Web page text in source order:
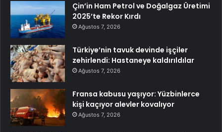
Çin’in Ham Petrol ve Doğalgaz Üretimi
2025’te Rekor Kırdı
Ağustos 7, 2026
Türkiye’nin tavuk devinde işçiler
zehirlendi: Hastaneye kaldırıldılar
Ağustos 7, 2026
Fransa kabusu yaşıyor: Yüzbinlerce
kişi kaçıyor alevler kovalıyor
Ağustos 7, 2026